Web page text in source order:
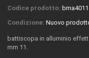
Codice prodotto:
Condizione: Nuovo
battiscopa in alluminio
mm 11.